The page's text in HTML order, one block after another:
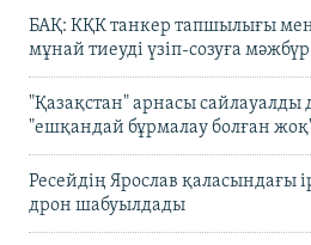
БАҚ: КҚК танкер тапшылығы мен
мұнай тиеуді үзіп-созуға мәжбүр
"Қазақстан" арнасы сайлауалды
"ешқандай бұрмалау болған
Ресейдің Ярослав қаласындағы
дрон шабуылдады